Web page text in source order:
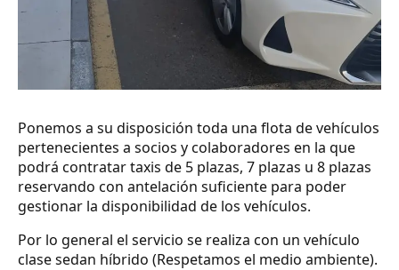
Ponemos a su disposición toda una flota de vehículos
pertenecientes a socios y colaboradores en la que
podrá contratar taxis de 5 plazas, 7 plazas u 8 plazas
reservando con antelación suficiente para poder
gestionar la disponibilidad de los vehículos.
Por lo general el servicio se realiza con un vehículo
clase sedan híbrido (Respetamos el medio ambiente).